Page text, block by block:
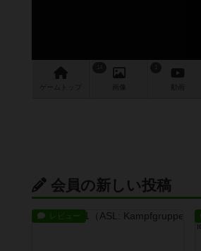
ゲーム 画像
会員の新しい投稿
レビュー